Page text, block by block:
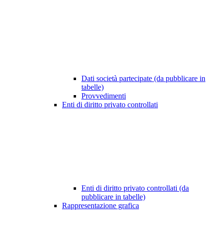
Dati società partecipate (da pubblicare in
tabelle)
Provvedimenti
Enti di diritto privato controllati
Enti di diritto privato controllati (da
pubblicare in tabelle)
Rappresentazione grafica